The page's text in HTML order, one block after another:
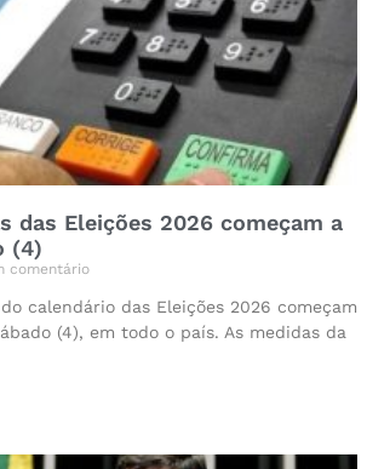
das Eleições 2026 começam a
(4)
comentário
calendário das Eleições 2026 começam
(4), em todo o país. As medidas da